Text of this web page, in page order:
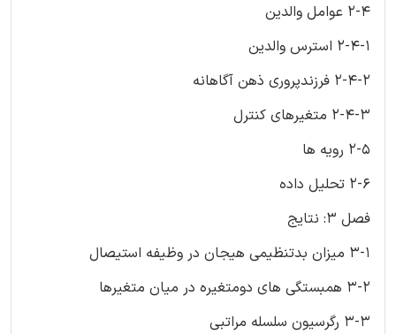
2-4 عوامل والدین
2-4-1 استرس والدین
2-4-2 فرزندپروری ذهن آگاهانه
2-4-3 متغیرهای کنترل
2-5 رویه ها
2-6 تحلیل داده
فصل 3: نتایج
3-1 میزان بدتنظیمی هیجان در وظیفه استیصال
3-2 همبستگی های دومتغیره در میان متغیرها
3-3 رگرسیون سلسله مراتبی